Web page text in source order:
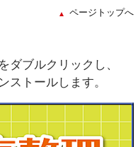
ページトップへ
ダブルクリックし、
ストールします。